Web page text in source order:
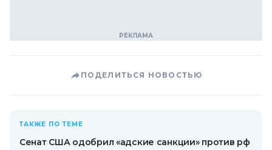
ПОДЕЛИТЬСЯ НОВОСТЬЮ
ТАКЖЕ ПО ТЕМЕ
Сенат США одобрил «адские санкции» против рф